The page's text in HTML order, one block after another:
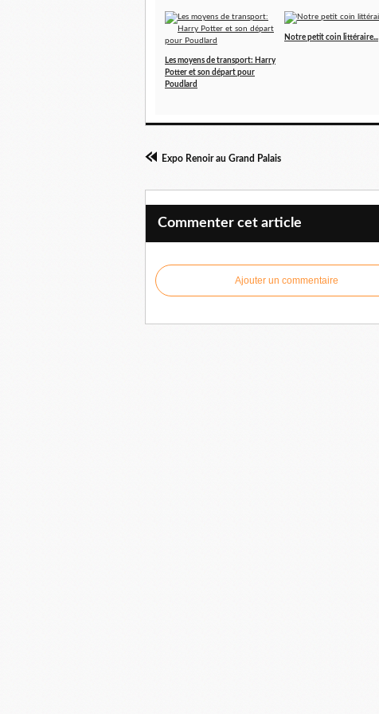
Les moyens de transport: Harry
Potter et son départ pour
Poudlard
Notre petit coin littéraire...
Expo Renoir au Grand Palais
Commenter cet article
Ajouter un commentaire